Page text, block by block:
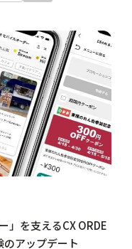
」を支えるCX ORDE
のアップデート